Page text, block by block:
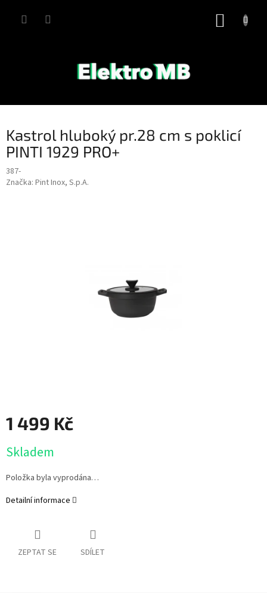
Kastrol hluboký pr.28 cm s poklicí
PINTI 1929 PRO+
387-
Značka: Pint Inox, S.p.A.
1 499 Kč
cena:
Skladem
Položka byla vyprodána…
Detailní informace
ZEPTAT SE SDÍLET